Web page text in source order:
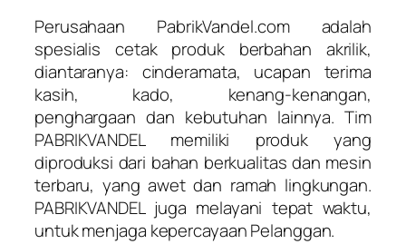
Perusahaan PabrikVandel.com adalah
spesialis cetak produk berbahan akrilik,
diantaranya: cinderamata, ucapan terima
kasih, kado, kenang-kenangan,
penghargaan dan kebutuhan lainnya. Tim
PABRIKVANDEL memiliki produk yang
diproduksi dari bahan berkualitas dan mesin
terbaru, yang awet dan ramah lingkungan.
PABRIKVANDEL juga melayani tepat waktu,
untuk menjaga kepercayaan Pelanggan.